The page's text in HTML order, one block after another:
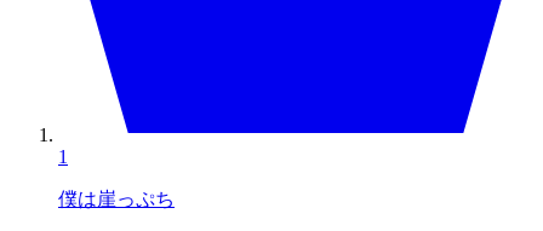
1
僕は崖っぷち